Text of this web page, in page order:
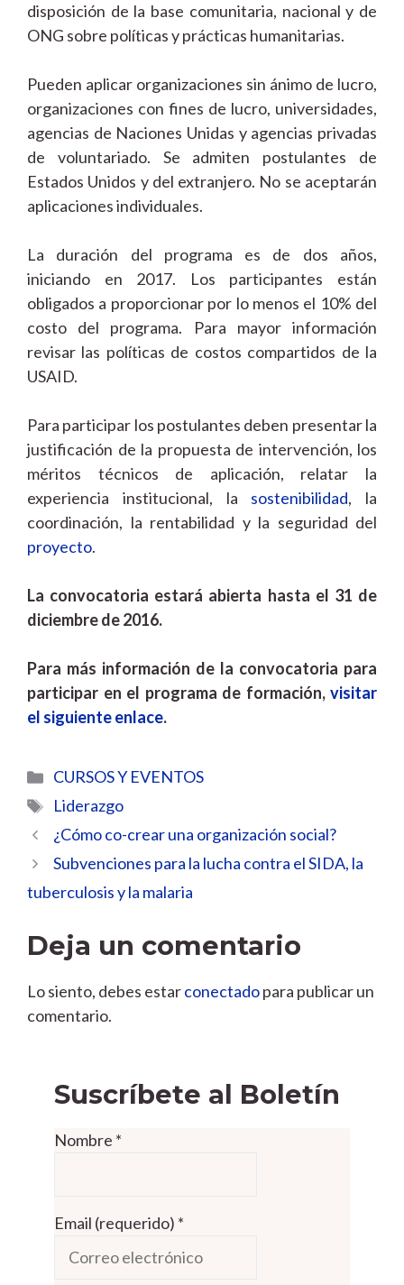
disposición de la base comunitaria, nacional y de
ONG sobre políticas y prácticas humanitarias.
Pueden aplicar organizaciones sin ánimo de lucro,
organizaciones con fines de lucro, universidades,
agencias de Naciones Unidas y agencias privadas
de voluntariado. Se admiten postulantes de
Estados Unidos y del extranjero. No se aceptarán
aplicaciones individuales.
La duración del programa es de dos años,
iniciando en 2017. Los participantes están
obligados a proporcionar por lo menos el 10% del
costo del programa. Para mayor información
revisar las políticas de costos compartidos de la
USAID.
Para participar los postulantes deben presentar la
justificación de la propuesta de intervención, los
méritos técnicos de aplicación, relatar la
experiencia institucional, la sostenibilidad, la
coordinación, la rentabilidad y la seguridad del
proyecto.
La convocatoria estará abierta hasta el 31 de
diciembre de 2016.
Para más información de la convocatoria para
participar en el programa de formación, visitar
el siguiente enlace.
Categorías
CURSOS Y EVENTOS
Etiquetas
Liderazgo
¿Cómo co-crear una organización social?
Subvenciones para la lucha contra el SIDA, la
tuberculosis y la malaria
Deja un comentario
Lo siento, debes estarconectadopara publicar un
comentario.
Suscríbete al Boletín
Nombre *
Email (requerido) *